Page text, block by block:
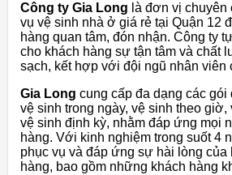
Công ty Gia Long là đơn vị chuyên
vụ vệ sinh nhà ở giá rẻ tại Quận 12
hàng quan tâm, đón nhận. Công ty
cho khách hàng sự tận tâm và chất
sạch, kết hợp với đội ngũ nhân viên
Gia Long cung cấp đa dạng các
vệ sinh trong ngày, vệ sinh theo giờ,
vệ sinh định kỳ, nhằm đáp ứng mọi
hàng. Với kinh nghiệm trong suốt 4
phục vụ và đáp ứng sự hài lòng của
hàng, bao gồm những khách hàng